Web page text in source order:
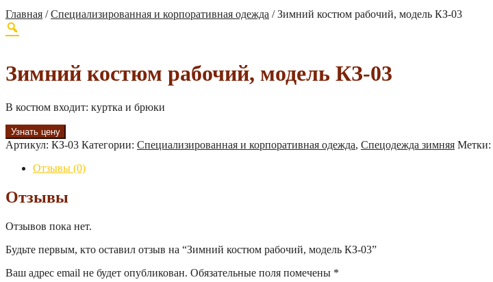
Главная /Специализированная и корпоративная одежда /Зимний костюм рабочий, модель КЗ-03
Зимний костюм рабочий, модель КЗ-03
В костюм входит: куртка и брюки
Узнать цену
Артикул: КЗ-03 Категории: Специализированная и корпоративная одежда, Спецодежда зимняя Метки:
Отзывы (0)
Отзывы
Отзывов пока нет.
Будьте первым, кто оставил отзыв на “Зимний костюм рабочий, модель КЗ-03”
Ваш адрес email не будет опубликован. Обязательные поля помечены *